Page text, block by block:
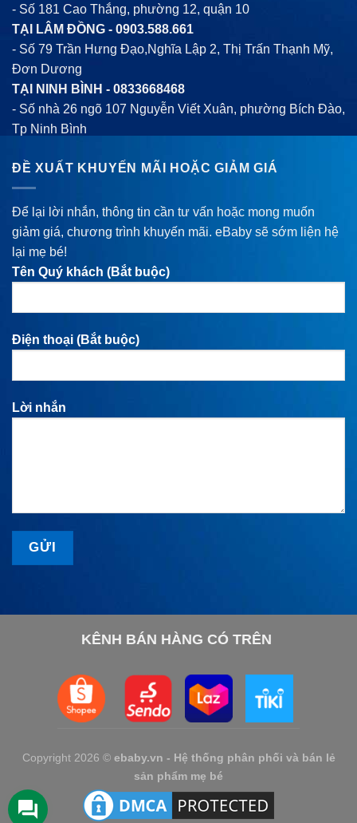
- Số 181 Cao Thắng, phường 12, quận 10
TẠI LÂM ĐỒNG - 0903.588.661
- Số 79 Trần Hưng Đạo,Nghĩa Lập 2, Thị Trấn Thạnh Mỹ,
Đơn Dương
TẠI NINH BÌNH - 0833668468
- Số nhà 26 ngõ 107 Nguyễn Viết Xuân, phường Bích Đào,
Tp Ninh Bình
ĐỀ XUẤT KHUYẾN MÃI HOẶC GIẢM GIÁ
Để lại lời nhắn, thông tin cần tư vấn hoặc mong muốn
giảm giá, chương trình khuyến mãi. eBaby sẽ sớm liện hệ
lại mẹ bé!
Tên Quý khách (Bắt buộc)
Điện thoại (Bắt buộc)
Lời nhắn
KÊNH BÁN HÀNG CÓ TRÊN
Copyright 2026 © ebaby.vn - Hệ thống phân phối và bán lẻ
sản phẩm mẹ bé